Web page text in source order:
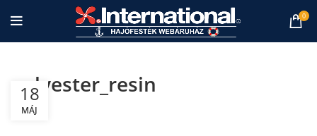
0
polyester_resin
18
MÁJ